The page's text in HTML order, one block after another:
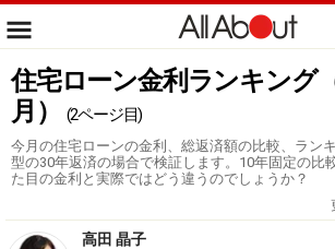
住宅ローン金利ランキング
月）
(2ページ目)
今月の住宅ローンの金利、総返済額の比較、ラン
型の30年返済の場合で検証します。10年固定の比
た目の金利と実際ではどう違うのでしょうか？
高田 晶子